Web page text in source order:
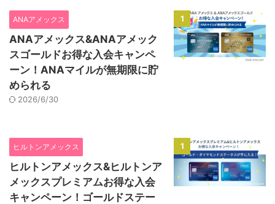
1
ANAアメックス
ANAアメックス&ANAアメック
スゴールドお得な入会キャンペ
ーン！ANAマイルが無期限に貯
められる
2026/6/30
1
ヒルトンアメックス
ヒルトンアメックス&ヒルトンア
メックスプレミアムお得な入会
キャンペーン！ゴールドステー